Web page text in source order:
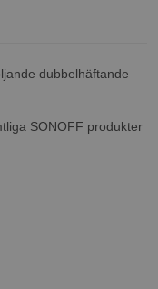
dubbelhäftande
SONOFF produkter